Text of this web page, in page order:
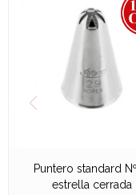
Puntero standard
estrella cerrada